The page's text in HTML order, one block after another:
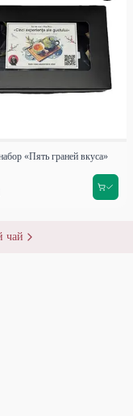
«Пять граней вкуса»
чай